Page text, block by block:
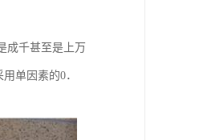
成千甚至是上万
单因素的0．